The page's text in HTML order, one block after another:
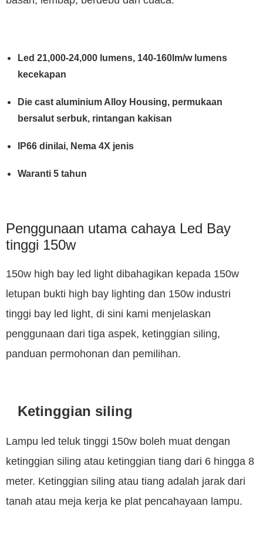
Led 21,000-24,000 lumens, 140-160lm/w lumens
kecekapan
Die cast aluminium Alloy Housing, permukaan
bersalut serbuk, rintangan kakisan
IP66 dinilai, Nema 4X jenis
Waranti 5 tahun
Penggunaan utama cahaya Led Bay
tinggi 150w
150w high bay led light dibahagikan kepada 150w
letupan bukti high bay lighting dan 150w industri
tinggi bay led light, di sini kami menjelaskan
penggunaan dari tiga aspek, ketinggian siling,
panduan permohonan dan pemilihan.
Ketinggian siling
Lampu led teluk tinggi 150w boleh muat dengan
ketinggian siling atau ketinggian tiang dari 6 hingga 8
meter. Ketinggian siling atau tiang adalah jarak dari
tanah atau meja kerja ke plat pencahayaan lampu.